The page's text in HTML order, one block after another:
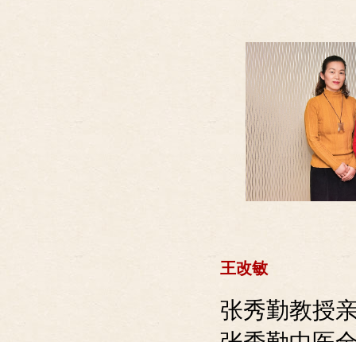
王改敏
张秀勤教授